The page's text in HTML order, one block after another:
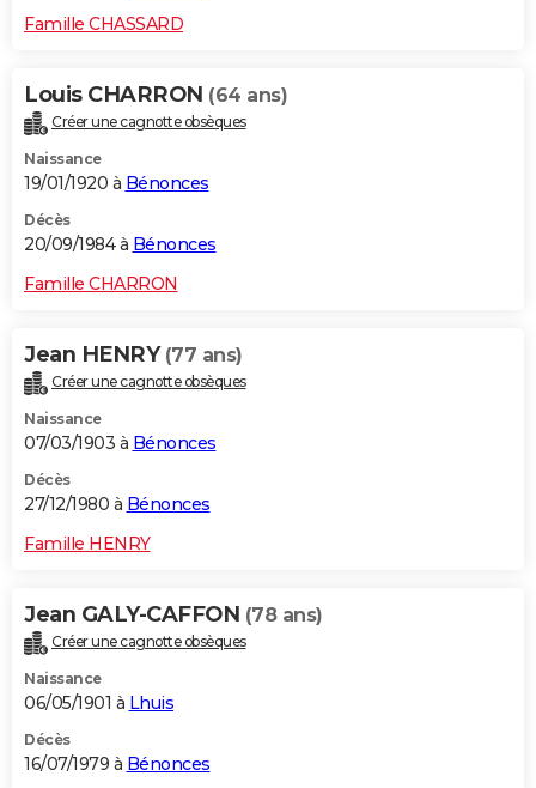
Famille CHASSARD
Louis CHARRON (64 ans)
Créer une cagnotte obsèques
Naissance
19/01/1920 à Bénonces
Décès
20/09/1984 à Bénonces
Famille CHARRON
Jean HENRY (77 ans)
Créer une cagnotte obsèques
Naissance
07/03/1903 à Bénonces
Décès
27/12/1980 à Bénonces
Famille HENRY
Jean GALY-CAFFON (78 ans)
Créer une cagnotte obsèques
Naissance
06/05/1901 à Lhuis
Décès
16/07/1979 à Bénonces